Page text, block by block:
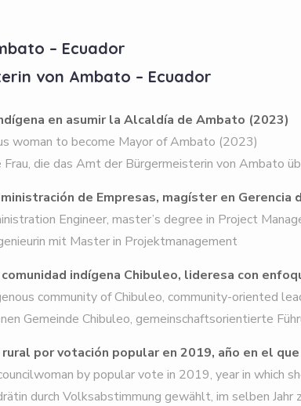
– Ecuador
von Ambato – Ecuador
en asumir la Alcaldía de Ambato (2023)
woman to become Mayor of Ambato (2023)
die das Amt der Bürgermeisterin von Ambato
de Empresas, magíster en Gerencia
Engineer, master’s degree in Project
mit Master in Projektmanagement
indígena Chibuleo, lideresa con
community of Chibuleo, community-oriented
Gemeinde Chibuleo, gemeinschaftsorientierte
por votación popular en 2019, año en el
by popular vote in 2019, year in which
durch Volksabstimmung gewählt, im selben Jahr